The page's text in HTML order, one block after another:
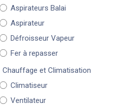
Aspirateurs Balai
Aspirateur
Défroisseur Vapeur
Fer à repasser
Chauffage et Climatisation
Climatiseur
Ventilateur